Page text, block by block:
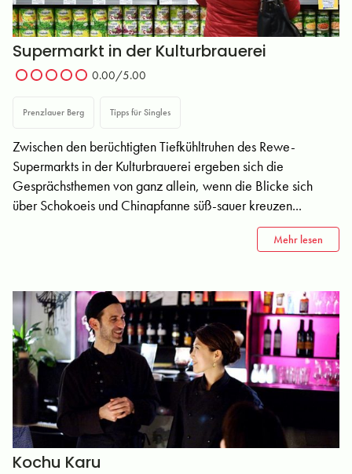
Supermarkt in der Kulturbrauerei
0.00/5.00
Prenzlauer Berg Tipps für Singles
Zwischen den berüchtigten Tiefkühltruhen des Rewe-
Supermarkts in der Kulturbrauerei ergeben sich die
Gesprächsthemen von ganz allein, wenn die Blicke sich
über Schokoeis und Chinapfanne süß-sauer kreuzen...
Mehr lesen
Kochu Karu